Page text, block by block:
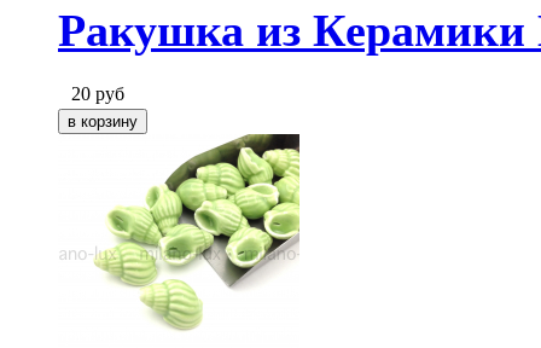
Ракушка из
20 руб